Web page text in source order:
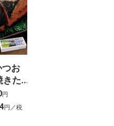
お
た
限
円
円／税